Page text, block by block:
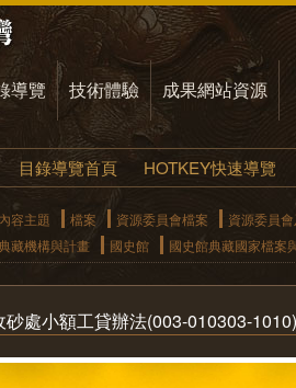
導覽 技術體驗 成果網站資源
目錄導覽首頁 HOTKEY快速導覽
內容主題 檔案 資源委員會檔案
資源委員
藏機構與計畫 國史館 國史館典藏國家檔案
砂處小額工貸辦法(003-010303-1010)